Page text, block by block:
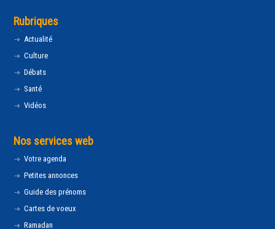
Rubriques
Actualité
Culture
Débats
Santé
Vidéos
Nos services web
Votre agenda
Petites annonces
Guide des prénoms
Cartes de voeux
Ramadan